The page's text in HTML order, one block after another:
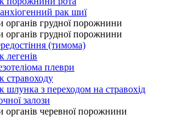
рак шиї
органів грудної порожнини
органів грудної порожнини
(тимома)
легенів
плеври
стравоходу
шлунка з переходом на стравохід
залози
органів черевної порожнини